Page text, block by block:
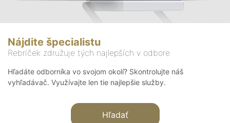
Nájdite špecialistu
Rebríček združuje tých najlepších v odbore
Hľadáte odborníka vo svojom okolí? Skontrolujte náš
vyhľadávač. Využívajte len tie najlepšie služby.
Hľadať